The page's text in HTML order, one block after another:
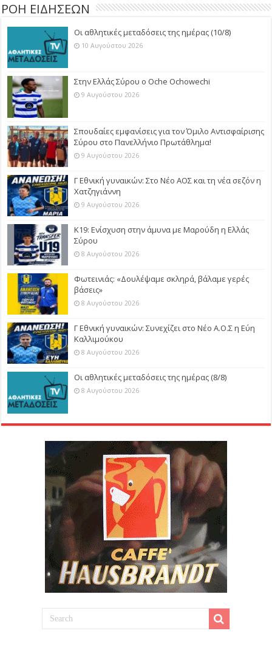
ΡΟΗ ΕΙΔΗΣΕΩΝ
Οι αθλητικές μεταδόσεις της ημέρας (10/8)
10 Αυγούστου 2026
Στην Ελλάς Σύρου ο Oche Ochowechi
9 Αυγούστου 2026
Σπουδαίες εμφανίσεις για τον Όμιλο Αντισφαίρισης
Σύρου στο Πανελλήνιο Πρωτάθλημα!
9 Αυγούστου 2026
Γ Εθνική γυναικών: Στο Νέο ΑΟΣ και τη νέα σεζόν η
Χατζηγιάννη
9 Αυγούστου 2026
Κ19: Ενίσχυση στην άμυνα με Μαρούδη η Ελλάς
Σύρου
8 Αυγούστου 2026
Φωτεινιάς: «Δουλέψαμε σκληρά, βάλαμε γερές
βάσεις»
8 Αυγούστου 2026
Γ Εθνική γυναικών: Συνεχίζει στο Νέο Α.Ο.Σ η Εύη
Καλλιμούκου
8 Αυγούστου 2026
Οι αθλητικές μεταδόσεις της ημέρας (8/8)
8 Αυγούστου 2026